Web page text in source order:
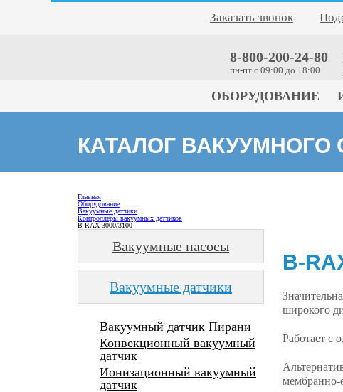
Заказать звонок
8-800-200-24-80
пн-пт c 09:00 до 18:00
ОБОРУДОВАНИЕ
КАТАЛОГ
Главная
Оборудование
Вакуумные датчики
Контроллеры вакуумных датчиков
B-RAX 3000/3100
Вакуумные насосы
Вакуумные датчики
Вакуумный датчик Пирани
Конвекционный вакуумный
датчик
Ионизационный вакуумный
датчик
B-
широкого
Работает с
мембранно-